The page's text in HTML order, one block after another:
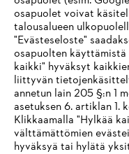
STIHL FAQ
Palvelut
IHR
Sie nutzen einen
osapuolet voivat
talousalueen
"Evästeseloste"
osapuolten käyttämistä
kaikki" hyväksyt
liittyvän
annetun lain 205 §:n 1
asetuksen 6. artiklan 1.
Klikkaamalla "Hylkää
välttämättömien
hyväksyä tai hylätä